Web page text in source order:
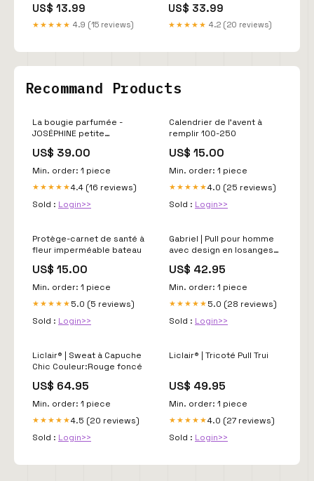
BHI
US$ 13.99
★★★★★ 4.9 (15 reviews)
US$ 33.99
★★★★★ 4.2 (20 reviews)
Recommand Products
La bougie parfumée -
JOSÉPHINE petite
US$ 39.00
Min. order: 1 piece
★★★★★4.4 (16 reviews)
Sold : Login>>
Calendrier de l'avent à
remplir 100-250
US$ 15.00
Min. order: 1 piece
★★★★★4.0 (25 reviews)
Sold : Login>>
Protège-carnet de santé à
fleur imperméable bateau
US$ 15.00
Min. order: 1 piece
★★★★★ 5.0 (5 reviews)
Sold : Login>>
Gabriel | Pull pour homme
avec design en losanges
US$ 42.95
Min. order: 1 piece
★★★★★ 5.0 (28 reviews)
Sold : Login>>
Liclair® | Sweat à Capuche
Chic Couleur:Rouge foncé
US$ 64.95
Min. order: 1 piece
★★★★★4.5 (20 reviews)
Sold : Login>>
Liclair® | Tricoté Pull Trui
US$ 49.95
Min. order: 1 piece
★★★★★4.0 (27 reviews)
Sold : Login>>